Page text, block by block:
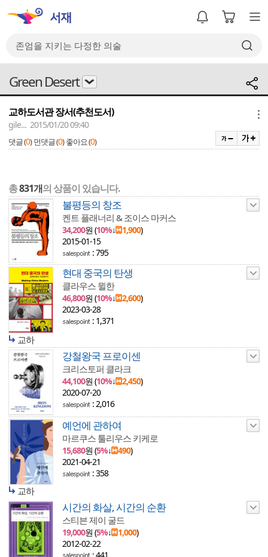
Green Desert
교하도서관 장서(추천도서)
gile... 2015/01/20 09:40
댓글 (0) 먼댓글 (0) 좋아요 (0)
총831개의 상품이 있습니다.
불평등의 창조
켄트 플래너리 & 조이스 마커스
34,200원 (10%↓ 1,900)
2015-01-15
: 795
현대 중국의 탄생
클라우스 뮐한
46,800원 (10%↓ 2,600)
2023-03-28
: 1,371
교하
강철왕국 프로이센
크리스토퍼 클라크
44,100원 (10%↓ 2,450)
2020-07-20
: 2,016
예언에 관하여
마르쿠스 툴리우스 키케로
15,680원 (5%↓ 490)
2021-04-21
: 358
교하
시간의 화살, 시간의 순환
스티븐 제이 굴드
19,000원 (5%↓ 1,000)
2012-02-22
: 441